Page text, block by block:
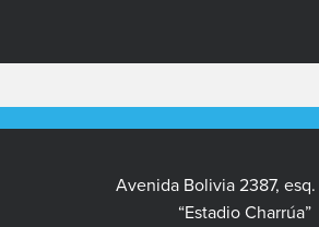
Avenida Bolivia 2387,
“Estadio Charrúa”